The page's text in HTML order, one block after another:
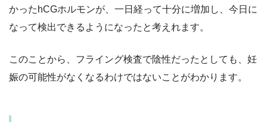
かったhCGホルモンが、一日経って十分に増加し、今日に
なって検出できるようになったと考えれます。
このことから、 フライング検査で陰性だったとしても
、妊
娠の可能性がなくなるわけではないことがわかります。